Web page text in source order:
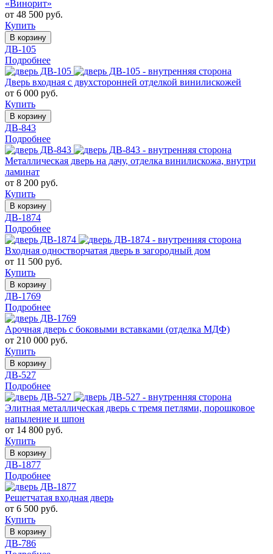
«Винорит»
от 48 500 руб.
Купить
В корзину
ДВ-105
Подробнее
Дверь входная с двухсторонней отделкой винилискожей
от 6 000 руб.
Купить
В корзину
ДВ-843
Подробнее
Металлическая дверь на дачу, отделка винилискожа, внутри
ламинат
от 8 200 руб.
Купить
В корзину
ДВ-1874
Подробнее
Входная одностворчатая дверь в загородный дом
от 11 500 руб.
Купить
В корзину
ДВ-1769
Подробнее
Арочная дверь с боковыми вставками (отделка МДФ)
от 210 000 руб.
Купить
В корзину
ДВ-527
Подробнее
Элитная металлическая дверь с тремя петлями, порошковое
напыление и шпон
от 14 800 руб.
Купить
В корзину
ДВ-1877
Подробнее
Решетчатая входная дверь
от 6 500 руб.
Купить
В корзину
ДВ-786